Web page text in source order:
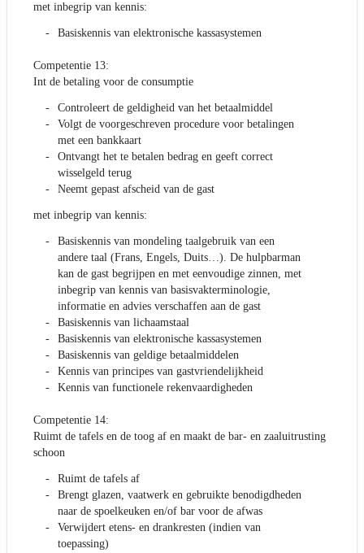
met inbegrip van kennis:
Basiskennis van elektronische kassasystemen
Competentie 13:
Int de betaling voor de consumptie
Controleert de geldigheid van het betaalmiddel
Volgt de voorgeschreven procedure voor betalingen
met een bankkaart
Ontvangt het te betalen bedrag en geeft correct
wisselgeld terug
Neemt gepast afscheid van de gast
met inbegrip van kennis:
Basiskennis van mondeling taalgebruik van een
andere taal (Frans, Engels, Duits…). De hulpbarman
kan de gast begrijpen en met eenvoudige zinnen, met
inbegrip van kennis van basisvakterminologie,
informatie en advies verschaffen aan de gast
Basiskennis van lichaamstaal
Basiskennis van elektronische kassasystemen
Basiskennis van geldige betaalmiddelen
Kennis van principes van gastvriendelijkheid
Kennis van functionele rekenvaardigheden
Competentie 14:
Ruimt de tafels en de toog af en maakt de bar- en zaaluitrusting
schoon
Ruimt de tafels af
Brengt glazen, vaatwerk en gebruikte benodigdheden
naar de spoelkeuken en/of bar voor de afwas
Verwijdert etens- en drankresten (indien van
toepassing)